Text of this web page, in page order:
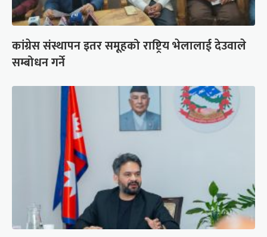
कांग्रेस संस्थापन इतर समूहको राष्ट्रिय भेलालाई देउवाले
सम्बोधन गर्ने